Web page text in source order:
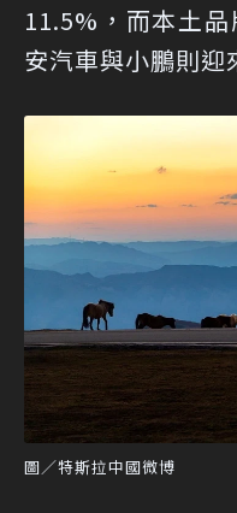
11.5%，而本土品
安汽車與小鵬則迎
圖／特斯拉中國微博